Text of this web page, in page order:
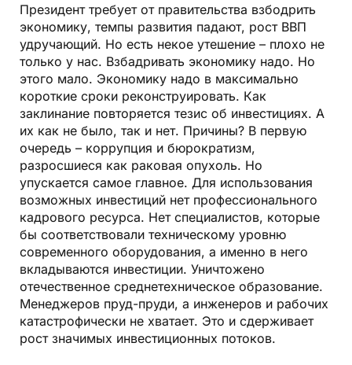
Президент требует от правительства взбодрить
экономику, темпы развития падают, рост ВВП
удручающий. Но есть некое утешение – плохо не
только у нас. Взбадривать экономику надо. Но
этого мало. Экономику надо в максимально
короткие сроки реконструировать. Как
заклинание повторяется тезис об инвестициях. А
их как не было, так и нет. Причины? В первую
очередь – коррупция и бюрократизм,
разросшиеся как раковая опухоль. Но
упускается самое главное. Для использования
возможных инвестиций нет профессионального
кадрового ресурса. Нет специалистов, которые
бы соответствовали техническому уровню
современного оборудования, а именно в него
вкладываются инвестиции. Уничтожено
отечественное среднетехническое образование.
Менеджеров пруд-пруди, а инженеров и рабочих
катастрофически не хватает. Это и сдерживает
рост значимых инвестиционных потоков.